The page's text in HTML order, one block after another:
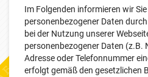
Im Folgenden informieren wir
personenbezogener Daten
bei der Nutzung unserer
personenbezogener Daten (z.B.
Adresse oder Telefonnummer
erfolgt gemäß den gesetzlichen